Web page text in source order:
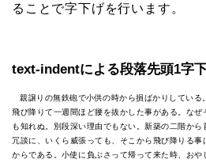
ることで字下げを行います。
text-indentによる段落先頭1字
親譲りの無鉄砲で小供の時から損ばかりしている
飛び降りて一週間ほど腰を抜かした事がある。な
も知れぬ。別段深い理由でもない。新築の二階か
冗談に、いくら威張っても、そこから飛び降りる
からである。小使に負ぶさって帰って来た時、おや